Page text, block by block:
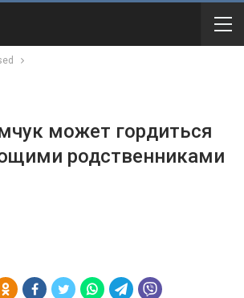
может гордиться
родственниками